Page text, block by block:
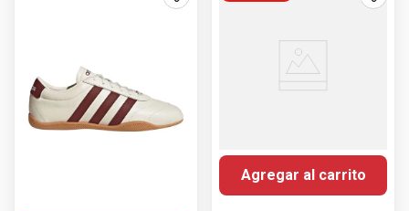
Agregar al carrito